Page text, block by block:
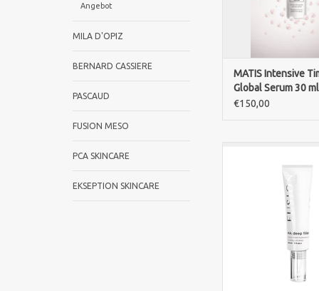
Angebot
MILA D'OPIZ
BERNARD CASSIERE
PASCAUD
FUSION MESO
PCA SKINCARE
EKSEPTION SKINCARE
Festigkeit,
Ausstrahlung.
MATIS Intensive
Global Serum 30 ml
€150,00
against deep wrinkles
wie es in Hautfüllern
wird. Hilft, in
Anwendungen das
tiefer Falten zu
Morgens und abends
ZUM WARENKORB